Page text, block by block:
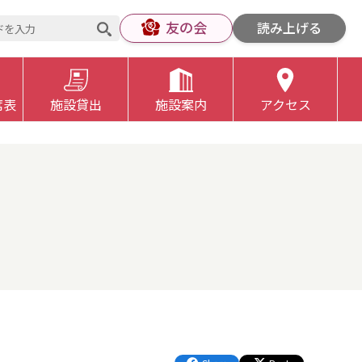
友の会 読み上げる
施設貸出 施設案内 アクセス